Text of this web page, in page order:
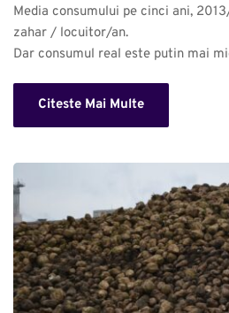
Media consumului pe cinci ani,
zahar / locuitor/an.
Dar consumul real este putin mai
Citeste Mai Multe